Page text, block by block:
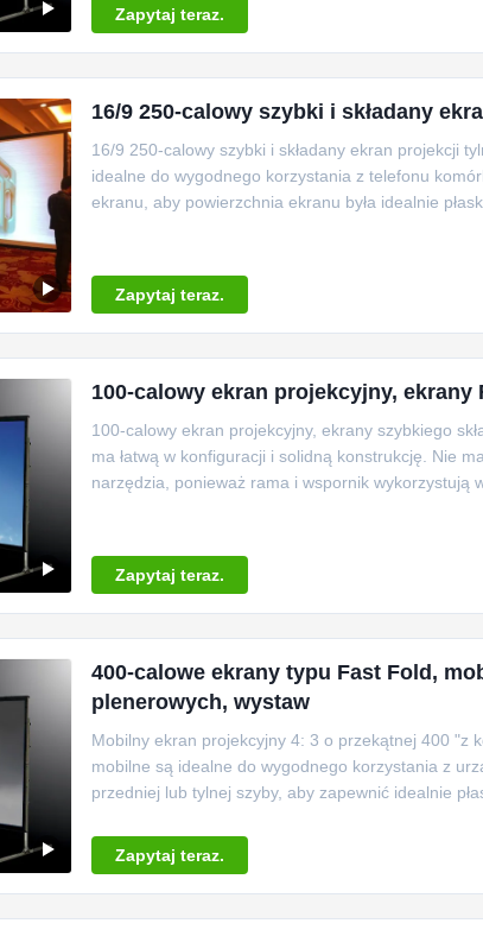
Zapytaj teraz.
16/9 250-calowy szybki i składany
16/9 250-calowy szybki i składany ekran projekcji
idealne do wygodnego korzystania z telefonu
ekranu, aby powierzchnia ekranu była idealnie
Zapytaj teraz.
100-calowy ekran projekcyjny,
100-calowy ekran projekcyjny, ekrany szybkiego
ma łatwą w konfiguracji i solidną konstrukcję. Nie
narzędzia, ponieważ rama i wspornik wykorzystują
Zapytaj teraz.
400-calowe ekrany typu Fast Fold,
plenerowych, wystaw
Mobilny ekran projekcyjny 4: 3 o przekątnej 400 "z
mobilne są idealne do wygodnego korzystania z
przedniej lub tylnej szyby, aby zapewnić idealnie
Zapytaj teraz.